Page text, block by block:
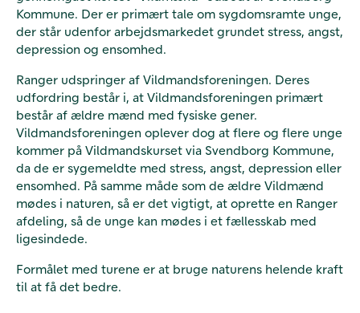
Kommune. Der er primært tale om sygdomsramte unge,
der står udenfor arbejdsmarkedet grundet stress, angst,
depression og ensomhed.
Ranger udspringer af Vildmandsforeningen. Deres
udfordring består i, at Vildmandsforeningen primært
består af ældre mænd med fysiske gener.
Vildmandsforeningen oplever dog at flere og flere unge
kommer på Vildmandskurset via Svendborg Kommune,
da de er sygemeldte med stress, angst, depression eller
ensomhed. På samme måde som de ældre Vildmænd
mødes i naturen, så er det vigtigt, at oprette en Ranger
afdeling, så de unge kan mødes i et fællesskab med
ligesindede.
Formålet med turene er at bruge naturens helende kraft
til at få det bedre.